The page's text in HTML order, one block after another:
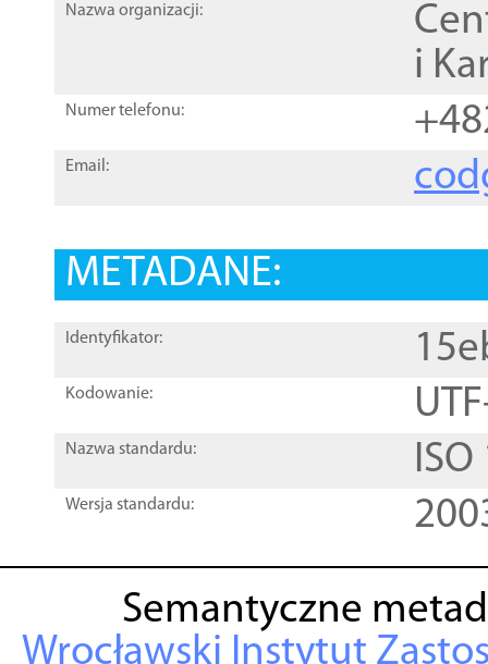
Nazwa organizacji:
i
Numer telefonu:
Email:
METADANE:
Identyfikator:
Kodowanie:
Nazwa standardu:
Wersja standardu:
Semantyczne
Wrocławski Instytut